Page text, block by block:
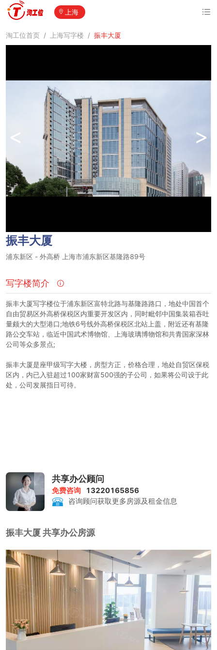
上海
淘工位首页 / 上海写字楼 / 振丰大厦
< >
振丰大厦
浦东新区 - 外高桥 上海市浦东新区基隆路89号
写字楼简介
振丰大厦写字楼位于浦东新区富特北路与基隆路路口，地处中国首个
自由贸易区外高桥保税区内重要开发区内，同时毗邻中国集装箱吞吐
量颇大的大型港口;地铁6号线外高桥保税区北站上盖，附近还有基隆
路公交车站，临近中国武术博物馆、上海玻璃博物馆和共青国家深林
公司等众多景点;
振丰大厦是座甲级写字大楼，房型方正，价格合理，地处自贸区保税
区内，内已入驻超过100家财富500强的子公司，如果将公司设于此
处，公司发展指日可待。
共享办公顾问
免费咨询
13220165856
咨询顾问获取更多房源及租金信息
振丰大厦 共享办公房源